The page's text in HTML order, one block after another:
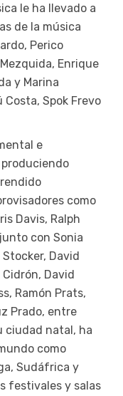
le ha llevado a
de la música
Perico
Enrique
y Marina
Costa, Spok Frevo
e
produciendo
como
Davis, Ralph
con Sonia
David
David
Ramón Prats,
Prado, entre
ciudad natal, ha
como
Sudáfrica y
festivales y salas